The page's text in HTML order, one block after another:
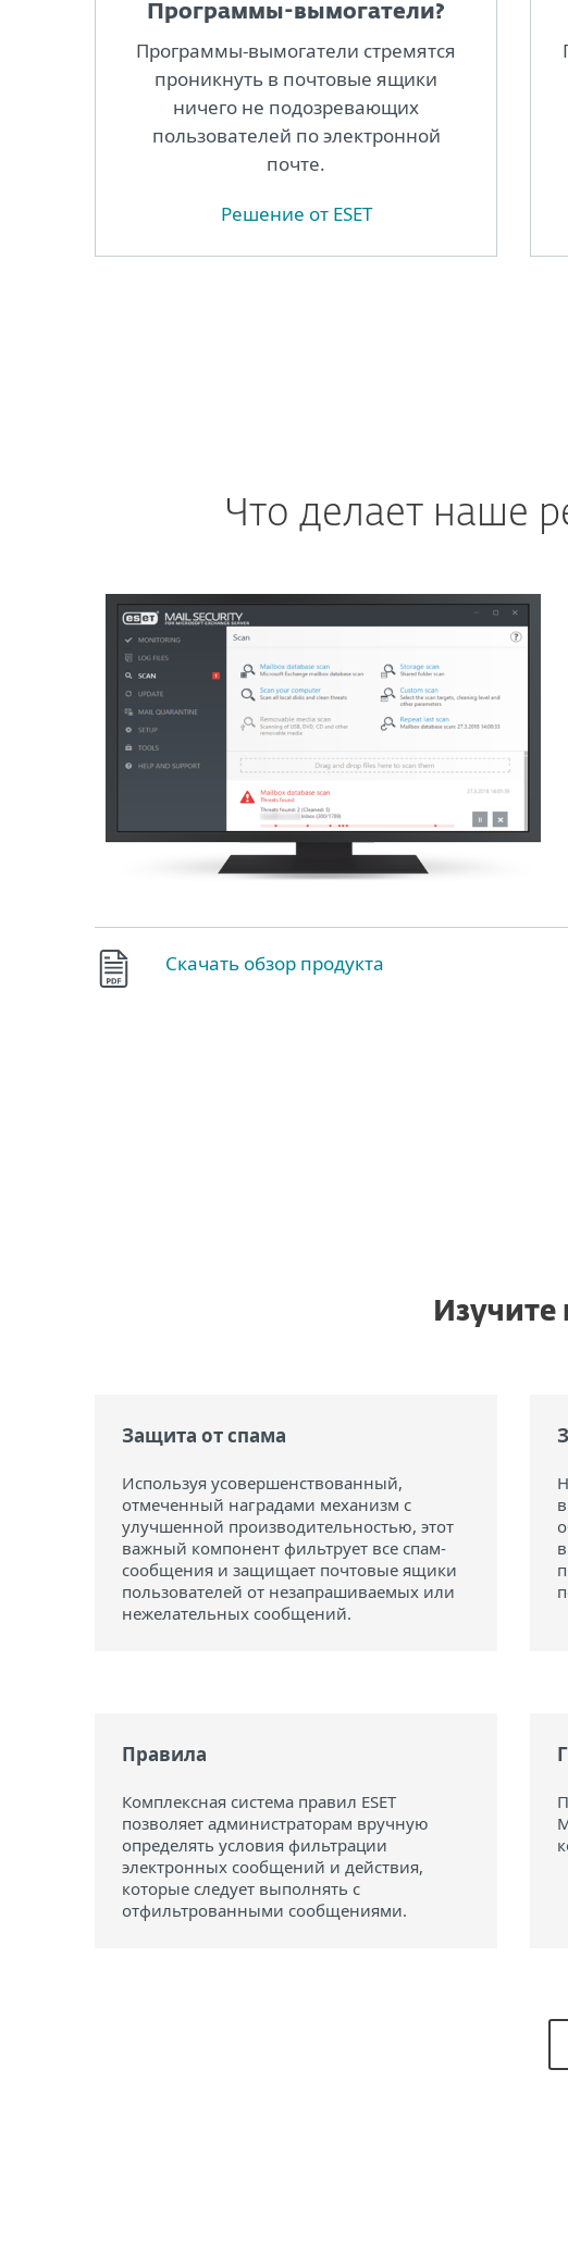
Программы-вымогатели?
Программы-вымогатели стремятся
проникнуть в почтовые ящики
ничего не подозревающих
пользователей по электронной
почте.
Решение от ESET
Что делает наше
Скачать обзор продукта
Изучите
Защита от спама
Используя усовершенствованный,
отмеченный наградами механизм с
улучшенной производительностью, этот
важный компонент фильтрует все спам-
сообщения и защищает почтовые ящики
пользователей от незапрашиваемых или
нежелательных сообщений.
Правила
Комплексная система правил ESET
позволяет администраторам вручную
определять условия фильтрации
электронных сообщений и действия,
которые следует выполнять с
отфильтрованными сообщениями.